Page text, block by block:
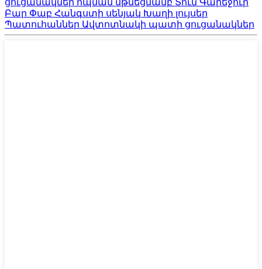
Բար Փաբ Հանգստի սենյակ Խաղի լույսեր
Պատուհաններ Ավտոտնակի պատի ցուցանակներ